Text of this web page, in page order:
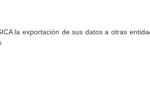
la exportación de sus datos a otras